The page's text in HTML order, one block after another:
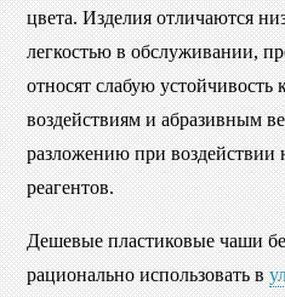
цвета. Изделия отличаются
легкостью в обслуживании,
относят слабую
воздействиям и абразивным
разложению при воздействии
реагентов.
Дешевые пластиковые чаши
рационально использовать в